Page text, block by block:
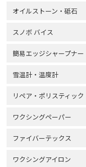
オイルストーン・砥石
スノボ バイス
簡易エッジシャープナー
雪温計・温度計
リペア・ポリスティック
ワクシングペーパー
ファイバーテックス
ワクシングアイロン